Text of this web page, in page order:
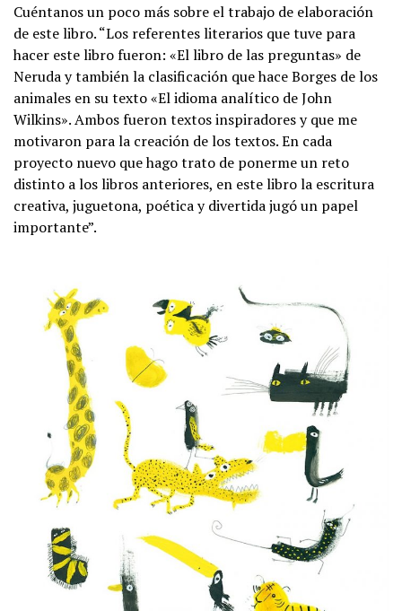
Cuéntanos un poco más sobre el trabajo de elaboración
de este libro. “Los referentes literarios que tuve para
hacer este libro fueron: «El libro de las preguntas» de
Neruda y también la clasificación que hace Borges de los
animales en su texto «El idioma analítico de John
Wilkins». Ambos fueron textos inspiradores y que me
motivaron para la creación de los textos. En cada
proyecto nuevo que hago trato de ponerme un reto
distinto a los libros anteriores, en este libro la escritura
creativa, juguetona, poética y divertida jugó un papel
importante”.